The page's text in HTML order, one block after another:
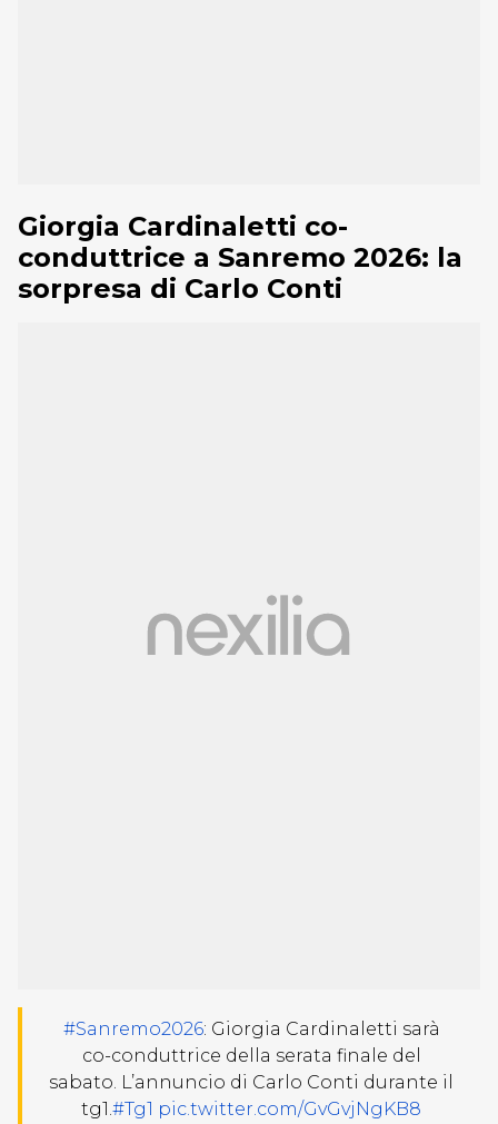
Giorgia Cardinaletti co-
conduttrice a Sanremo 2026: la
sorpresa di Carlo Conti
#Sanremo2026: Giorgia Cardinaletti sarà
co-conduttrice della serata finale del
sabato. L’annuncio di Carlo Conti durante il
tg1.#Tg1 pic.twitter.com/GvGvjNgKB8